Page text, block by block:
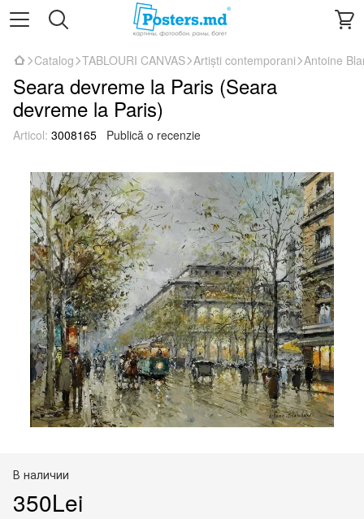
Catalog TABLOURI CANVAS Artiști contemporani Antoine
Seara devreme la Paris (Seara
devreme la Paris)
Articol: 3008165 Publică o recenzie
В наличии
350Lei